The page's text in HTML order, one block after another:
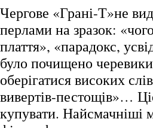
Чергове «Грані-Т»не
перлами на зразок:
плаття», «парадокс,
було почищено
оберігатися високих
вивертів-пестощів»…
купувати. Найсмачніші